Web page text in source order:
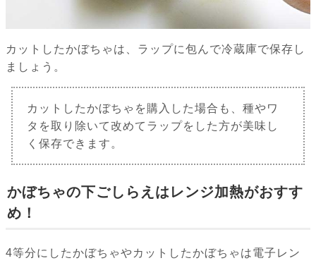
カットしたかぼちゃは、ラップに包んで冷蔵庫で保存し
ましょう。
カットしたかぼちゃを購入した場合も、種やワ
タを取り除いて改めてラップをした方が美味し
く保存できます。
かぼちゃの下ごしらえはレンジ加熱がおすす
め！
4等分にしたかぼちゃやカットしたかぼちゃは電子レン